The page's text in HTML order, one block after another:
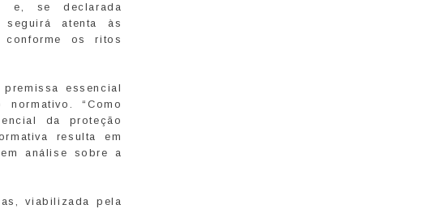
e, se declarada
atenta às
conforme os ritos
essencial
“Como
da proteção
resulta em
análise sobre a
viabilizada pela